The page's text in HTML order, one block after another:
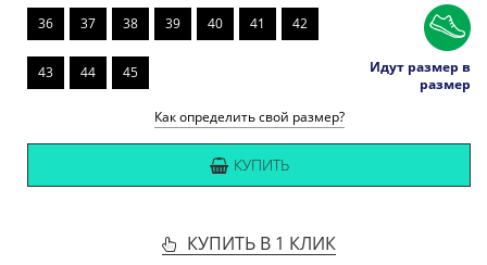
36 37 38 39 40 41 42
43 44 45
Идут размер в
размер
Как определить свой размер?
КУПИТЬ
КУПИТЬ В 1 КЛИК